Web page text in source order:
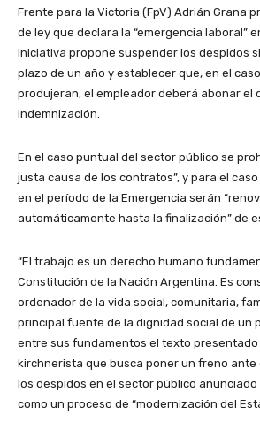
Frente para la Victoria (FpV) Adrián Grana
de ley que declara la “emergencia laboral”
iniciativa propone suspender los despidos
plazo de un año y establecer que, en el
produjeran, el empleador deberá abonar el
indemnización.
En el caso puntual del sector público se
justa causa de los contratos”, y para el
en el período de la Emergencia serán
automáticamente hasta la finalización” de
“El trabajo es un derecho humano
Constitución de la Nación Argentina. Es
ordenador de la vida social, comunitaria,
principal fuente de la dignidad social de un
entre sus fundamentos el texto presentado
kirchnerista que busca poner un freno ante
los despidos en el sector público anunciado
como un proceso de “modernización del